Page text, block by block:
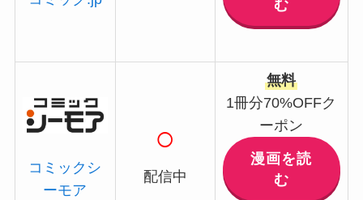
む
コミックシ
ーモア
○
配信中
無料
1冊分70%OFFク
ーポン
漫画を読
む